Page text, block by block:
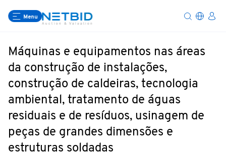
Menu
Máquinas e equipamentos nas áreas
da construção de instalações,
construção de caldeiras, tecnologia
ambiental, tratamento de águas
residuais e de resíduos, usinagem de
peças de grandes dimensões e
estruturas soldadas